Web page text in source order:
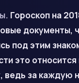
Гороскоп на
документы,
под этим
это
ведь за каждую